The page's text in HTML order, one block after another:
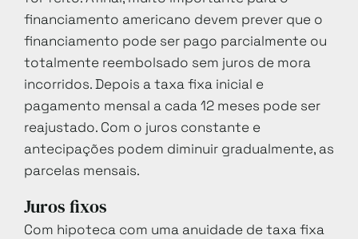
financiamento americano devem prever que o
financiamento pode ser pago parcialmente ou
totalmente reembolsado sem juros de mora
incorridos. Depois a taxa fixa inicial e
pagamento mensal a cada 12 meses pode ser
reajustado. Com o juros constante e
antecipações podem diminuir gradualmente, as
parcelas mensais.
Juros fixos
Com hipoteca com uma anuidade de taxa fixa